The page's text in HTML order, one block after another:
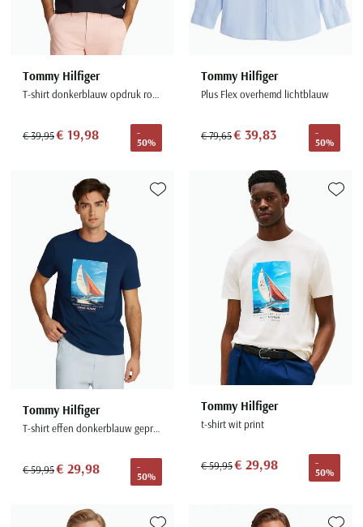
Tommy Hilfiger
T-shirt donkerblauw opdruk ronde hals
€ 39,95€ 19,98
-
50%
Tommy Hilfiger
Plus Flex overhemd lichtblauw
€ 79,65€ 39,83
-
50%
Tommy Hilfiger
T-shirt effen donkerblauw geprint
€ 59,95€ 29,98
-
50%
Toevoegen aan favorieten
Tommy Hilfiger
t-shirt wit print
€ 59,95€ 29,98
-
50%